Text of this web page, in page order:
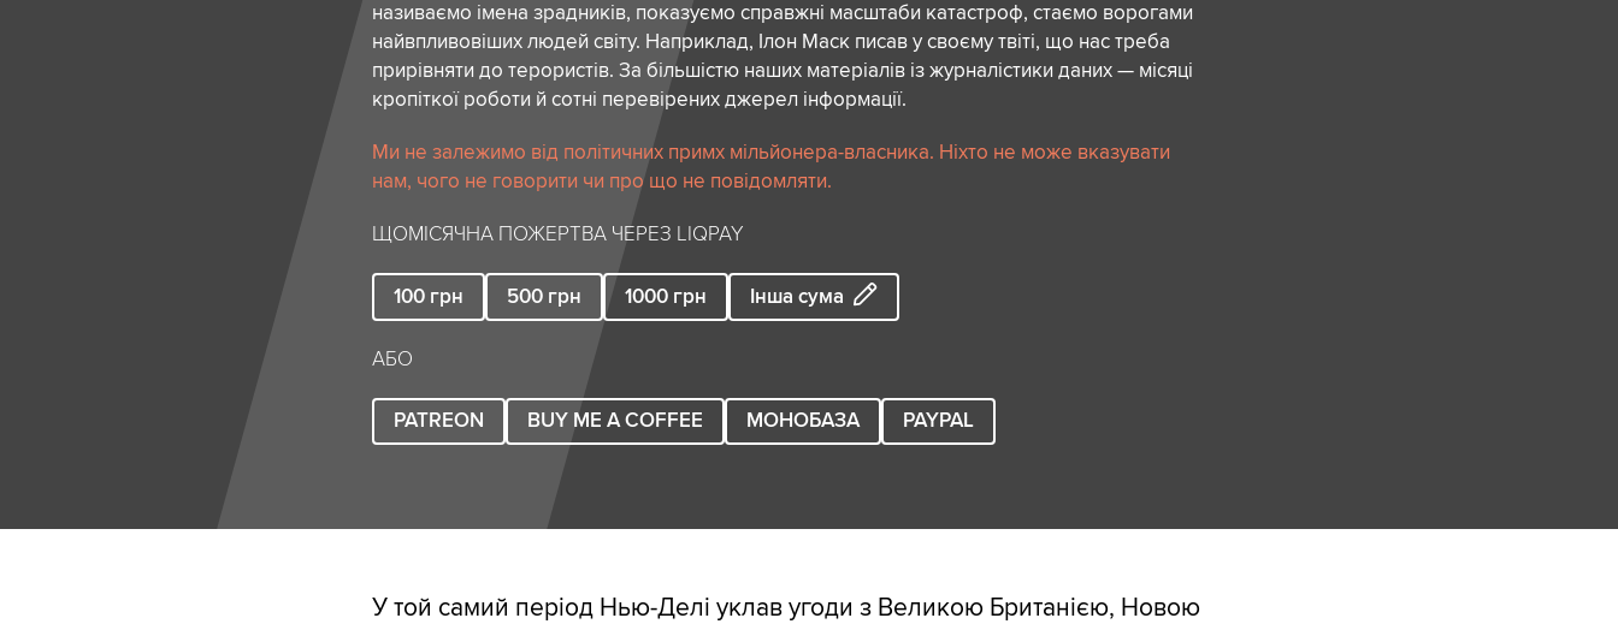
називаємо імена зрадників, показуємо справжні масштаби катастроф, стаємо ворогами
найвпливовіших людей світу. Наприклад, Ілон Маск писав у своєму твіті, що нас треба
прирівняти до терористів. За більшістю наших матеріалів із журналістики даних — місяці
кропіткої роботи й сотні перевірених джерел інформації.
Ми не залежимо від політичних примх мільйонера-власника. Ніхто не може вказувати
нам, чого не говорити чи про що не повідомляти.
ЩОМІСЯЧНА ПОЖЕРТВА ЧЕРЕЗ LIQPAY
100 грн 500 грн 1000 грн Інша сума
АБО
PATREON BUY ME A COFFEE МОНОБАЗА PAYPAL
У той самий період Нью-Делі уклав угоди з Великою Британією, Новою